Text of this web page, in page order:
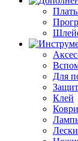
Для
Клей
Лески